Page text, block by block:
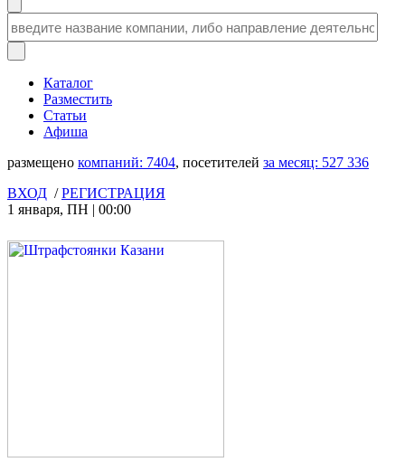
Каталог
Разместить
Статьи
Афиша
размещено компаний: 7404, посетителей за месяц: 527 336
ВХОД /РЕГИСТРАЦИЯ
1 января, ПН | 00:00